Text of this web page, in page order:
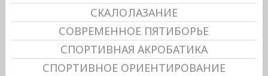
СКАЛОЛАЗАНИЕ
СОВРЕМЕННОЕ ПЯТИБОРЬЕ
СПОРТИВНАЯ АКРОБАТИКА
СПОРТИВНОЕ ОРИЕНТИРОВАНИЕ